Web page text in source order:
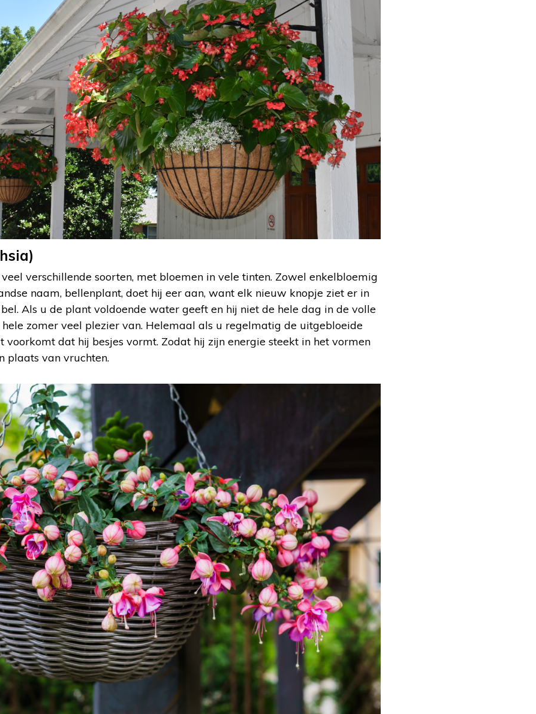
veel verschillende soorten, met bloemen in vele tinten. Zowel enkelbloemig
naam, bellenplant, doet hij eer aan, want elk nieuw knopje ziet er in
Als u de plant voldoende water geeft en hij niet de hele dag in de volle
hele zomer veel plezier van. Helemaal als u regelmatig de uitgebloeide
dat hij besjes vormt. Zodat hij zijn energie steekt in het vormen
plaats van vruchten.